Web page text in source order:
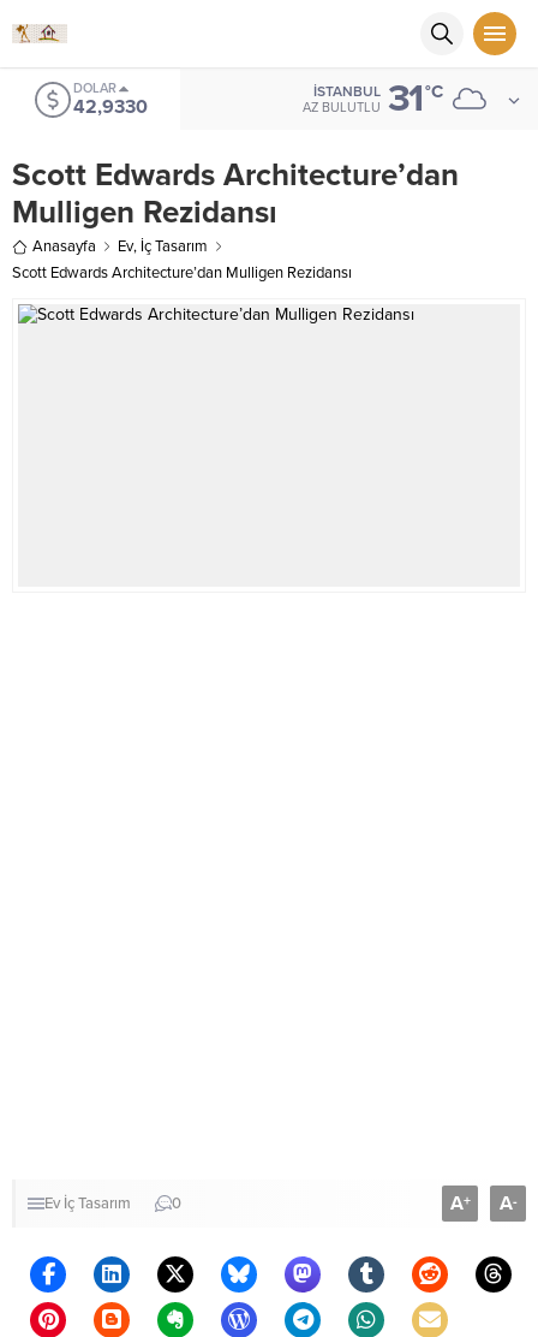
EURO
50,5079
İSTANBUL
AZ BULUTLU 31°C
Scott Edwards Architecture’dan
Mulligen Rezidansı
Anasayfa Ev, İç Tasarım
Scott Edwards Architecture’dan Mulligen Rezidansı
Ev İç Tasarım 0 A+ A-